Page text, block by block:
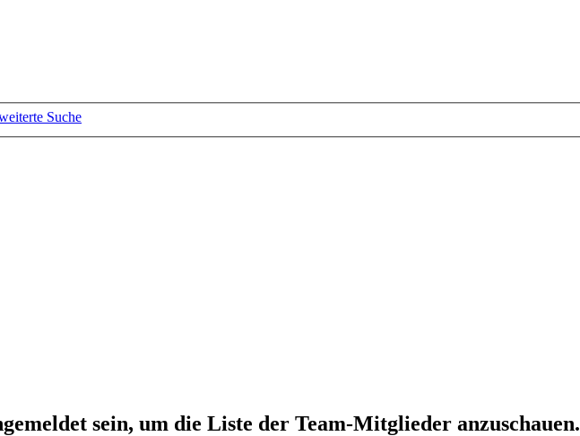
Suche
sein, um die Liste der Team-Mitglieder anzuschauen.